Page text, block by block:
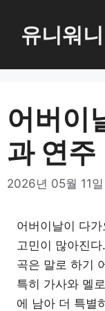
로
뛰
기
유니워니
어버이
과 연주
2026년 05월 11일
어버이날이 다
고민이 많아진
곡은 말로 하기
특히 가사와 멜
에 남아 더 특별